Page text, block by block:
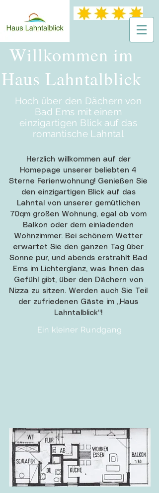
Willkommen im
Haus Lahntalblick
Hoch über den Dächern von
Bad Ems mit einem
einzigartigen Blick auf das
romantische Lahntal
Herzlich willkommen auf der
Homepage unserer beliebten 4
Sterne Ferienwohnung! Genießen Sie
den einzigartigen Blick auf das
Lahntal von unserer gemütlichen
70qm großen Wohnung, egal ob vom
Balkon oder dem einladenden
Wohnzimmer. Bei schönem Wetter
erwartet Sie den ganzen Tag über
Sonne pur, und abends erstrahlt Bad
Ems im Lichterglanz, was Ihnen das
Gefühl gibt, über den Dächern von
Nizza zu sitzen. Werden auch Sie Teil
der zufriedenen Gäste im „Haus
Lahntalblick“!
Ein kleiner Rundgang